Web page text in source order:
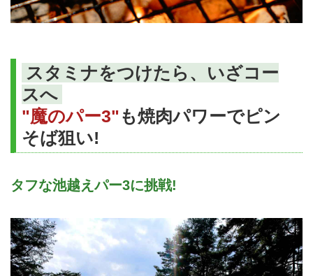
スタミナをつけたら、いざコー
スへ
"魔のパー3"も焼肉パワーでピン
そば狙い!
タフな池越えパー3に挑戦!